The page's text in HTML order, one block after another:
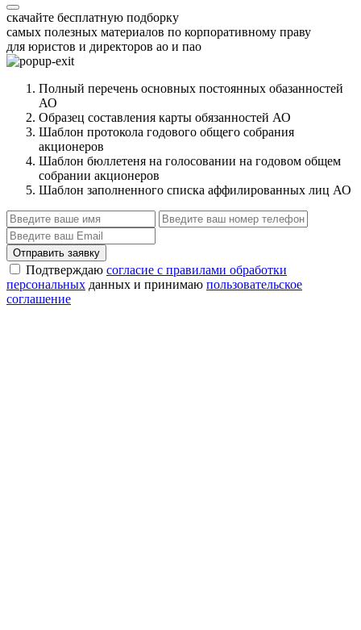
скачайте бесплатную подборку
самых полезных материалов по корпоративному праву
для юристов и директоров ао и пао
Полный перечень основных постоянных обазанностей
АО
Образец составления карты обязанностей АО
Шаблон протокола годового общего собрания
акционеров
Шаблон бюллетеня на голосовании на годовом общем
собрании акционеров
Шаблон заполненного списка аффилированных лиц АО
Отправить заявку
Подтверждаю согласие с правилами обработки
персональных данных и принимаю пользовательское
соглашение